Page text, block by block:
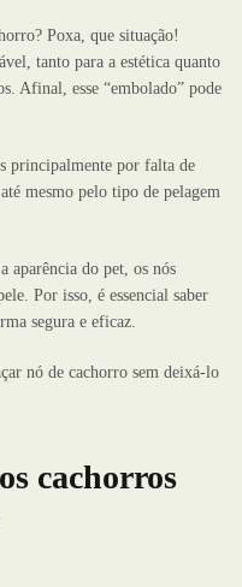
Poxa, que situação!
tanto para a estética quanto
Afinal, esse “embolado” pode
principalmente por falta de
mesmo pelo tipo de pelagem
aparência do pet, os nós
Por isso, é essencial saber
segura e eficaz.
nó de cachorro sem deixá-lo
cachorros